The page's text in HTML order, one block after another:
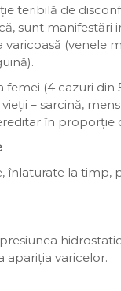
teribilă de
sunt manifestări
(venele
femei (4 cazuri
– sarcină,
în proporție
înlaturate la timp,
apariția varicelor.